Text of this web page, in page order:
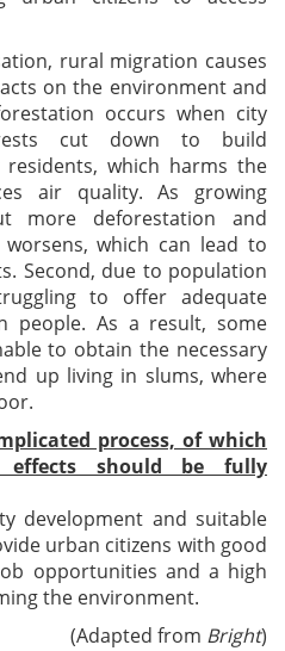
rural migration causes
on the environment and
occurs when city
cut down to build
which harms the
air quality. As growing
more deforestation and
which can lead to
Second, due to population
to offer adequate
people. As a result, some
to obtain the necessary
up living in slums, where
process, of which
should be fully
development and suitable
urban citizens with good
opportunities and a high
the environment.
(Adapted from Bright)